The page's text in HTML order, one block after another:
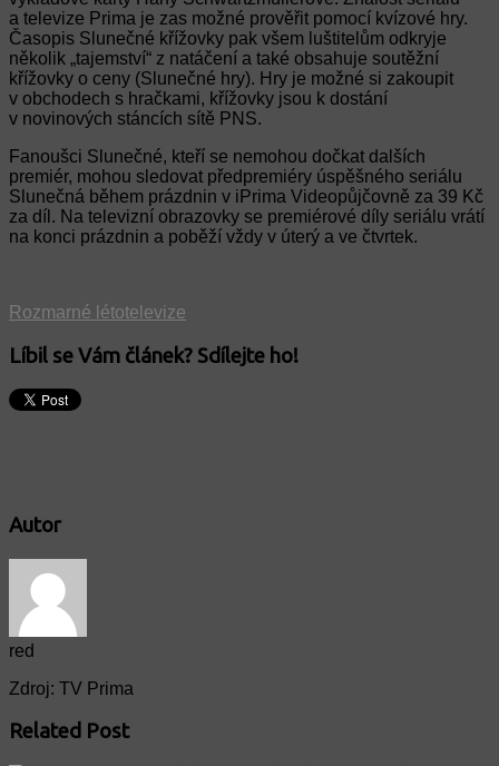
a televize Prima je zas možné prověřit pomocí kvízové hry.
Časopis Slunečné křížovky pak všem luštitelům odkryje
několik „tajemství“ z natáčení a také obsahuje soutěžní
křížovky o ceny (Slunečné hry). Hry je možné si zakoupit
v obchodech s hračkami, křížovky jsou k dostání
v novinových stáncích sítě PNS.
Fanoušci Slunečné, kteří se nemohou dočkat dalších
premiér, mohou sledovat předpremiéry úspěšného seriálu
Slunečná během prázdnin v iPrima Videopůjčovně za 39 Kč
za díl. Na televizní obrazovky se premiérové díly seriálu vrátí
na konci prázdnin a poběží vždy v úterý a ve čtvrtek.
Rozmarné létotelevize
Líbil se Vám článek? Sdílejte ho!
Autor
red
Zdroj: TV Prima
Related Post